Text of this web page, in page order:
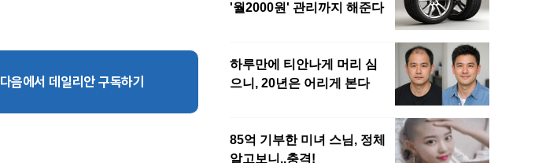
다음에서 데일리안 구독하기